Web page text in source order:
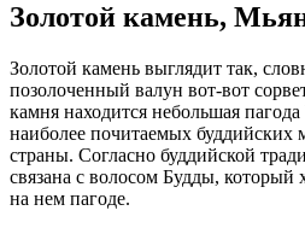
Золотой камень,
Золотой камень выглядит так,
позолоченный валун вот-вот
камня находится небольшая
наиболее почитаемых буддийских
страны. Согласно буддийской
связана с волосом Будды, который
на нем пагоде.